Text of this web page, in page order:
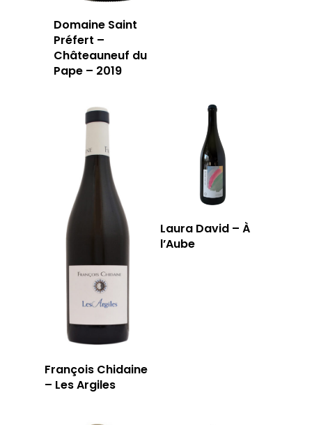
Domaine Saint
Préfert –
Châteauneuf du
Pape – 2019
François Chidaine
– Les Argiles
Laura David – À
l’Aube